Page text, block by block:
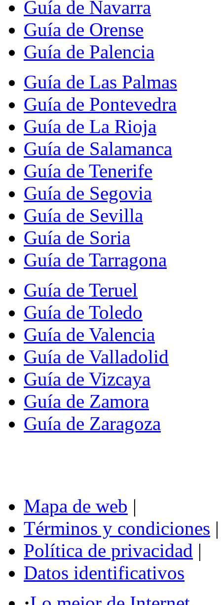
Guía de Navarra
Guía de Orense
Guía de Palencia
Guía de Las Palmas
Guía de Pontevedra
Guía de La Rioja
Guía de Salamanca
Guía de Tenerife
Guía de Segovia
Guía de Sevilla
Guía de Soria
Guía de Tarragona
Guía de Teruel
Guía de Toledo
Guía de Valencia
Guía de Valladolid
Guía de Vizcaya
Guía de Zamora
Guía de Zaragoza
Mapa de web |
Términos y condiciones |
Política de privacidad |
Datos identificativos